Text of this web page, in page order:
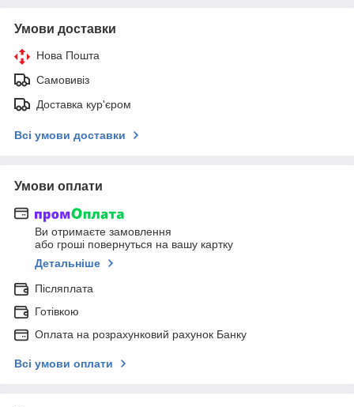
Умови доставки
Нова Пошта
Самовивіз
Доставка кур'єром
Всі умови доставки
Умови оплати
Ви отримаєте замовлення
або гроші повернуться на вашу картку
Детальніше
Післяплата
Готівкою
Оплата на розрахунковий рахунок Банку
Всі умови оплати